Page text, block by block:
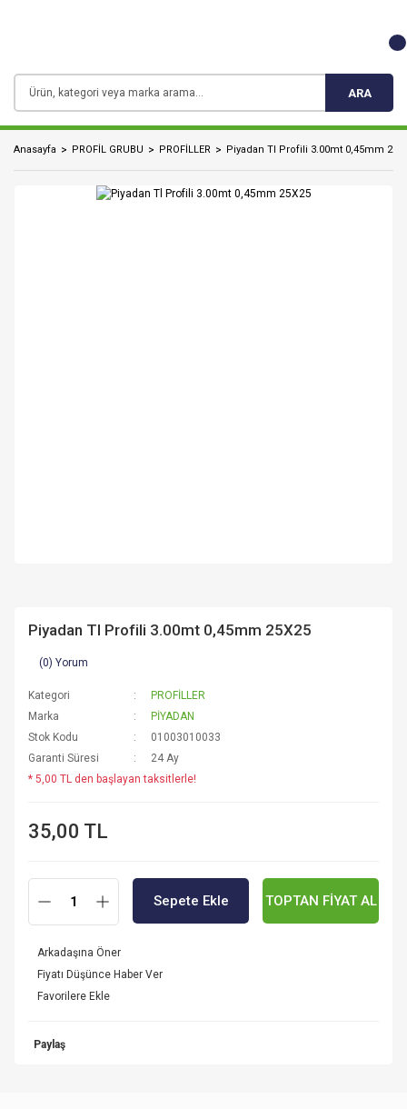
ARA
Anasayfa PROFİL GRUBU PROFİLLER Piyadan Tl Profili 3.00mt 0,45mm
Piyadan Tl Profili 3.00mt 0,45mm 25X25
(0) Yorum
Kategori
PROFİLLER
Marka
PİYADAN
Stok Kodu
01003010033
Garanti Süresi
24 Ay
* 5,00 TL den başlayan taksitlerle!
35,00 TL
Sepete Ekle TOPTAN FİYAT AL
Arkadaşına Öner
Fiyatı Düşünce Haber Ver
Paylaş